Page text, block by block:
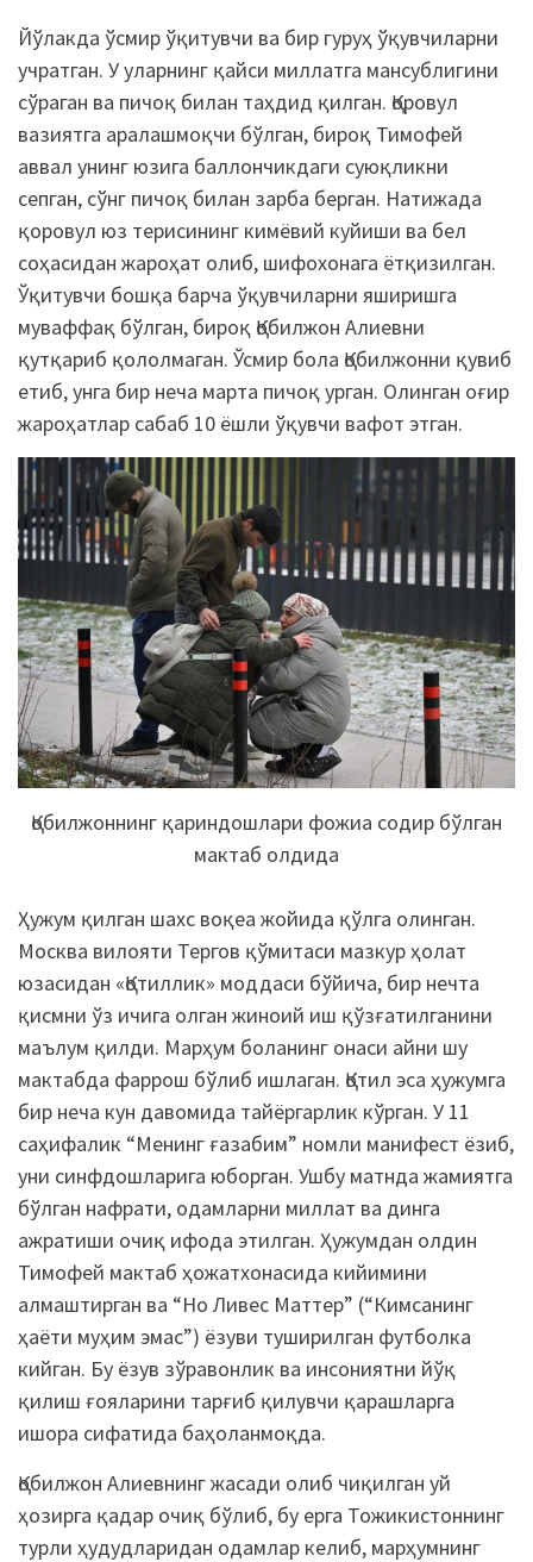
Йўлакда ўсмир ўқитувчи ва бир гуруҳ ўқувчиларни
учратган. У уларнинг қайси миллатга мансублигини
сўраган ва пичоқ билан таҳдид қилган. Қоровул
вазиятга аралашмоқчи бўлган, бироқ Тимофей
аввал унинг юзига баллончикдаги суюқликни
сепган, сўнг пичоқ билан зарба берган. Натижада
қоровул юз терисининг кимёвий куйиши ва бел
соҳасидан жароҳат олиб, шифохонага ётқизилган.
Ўқитувчи бошқа барча ўқувчиларни яширишга
муваффақ бўлган, бироқ Қобилжон Алиевни
қутқариб қололмаган. Ўсмир бола Қобилжонни қувиб
етиб, унга бир неча марта пичоқ урган. Олинган оғир
жароҳатлар сабаб 10 ёшли ўқувчи вафот этган.
Қобилжоннинг қариндошлари фожиа содир бўлган
мактаб олдида
Ҳужум қилган шахс воқеа жойида қўлга олинган.
Москва вилояти Тергов қўмитаси мазкур ҳолат
юзасидан «Қотиллик» моддаси бўйича, бир нечта
қисмни ўз ичига олган жиноий иш қўзғатилганини
маълум қилди. Марҳум боланинг онаси айни шу
мактабда фаррош бўлиб ишлаган. Қотил эса ҳужумга
бир неча кун давомида тайёргарлик кўрган. У 11
саҳифалик “Менинг ғазабим” номли манифест ёзиб,
уни синфдошларига юборган. Ушбу матнда жамиятга
бўлган нафрати, одамларни миллат ва динга
ажратиши очиқ ифода этилган. Ҳужумдан олдин
Тимофей мактаб ҳожатхонасида кийимини
алмаштирган ва “Но Ливес Маттер” (“Кимсанинг
ҳаёти муҳим эмас”) ёзуви туширилган футболка
кийган. Бу ёзув зўравонлик ва инсониятни йўқ
қилиш ғояларини тарғиб қилувчи қарашларга
ишора сифатида баҳоланмоқда.
Қобилжон Алиевнинг жасади олиб чиқилган уй
ҳозирга қадар очиқ бўлиб, бу ерга Тожикистоннинг
турли ҳудудларидан одамлар келиб, марҳумнинг